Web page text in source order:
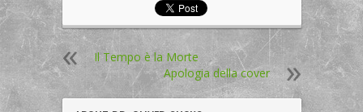
Il Tempo è la Morte
Apologia della cover